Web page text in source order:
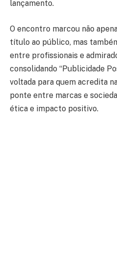
lançamento.
O encontro marcou não
título ao público, mas
entre profissionais e
consolidando “Publicidade
voltada para quem acredita
ponte entre marcas e
ética e impacto positivo.